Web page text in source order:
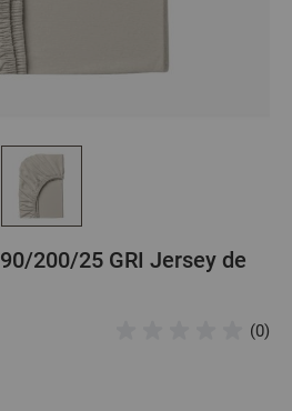
200/25 GRI Jersey de
(0)